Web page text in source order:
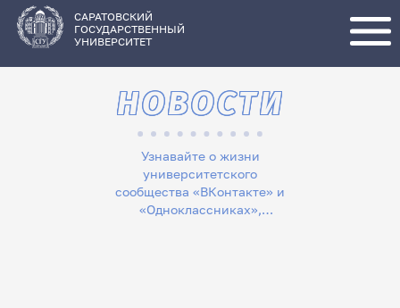
основному
содержанию
САРАТОВСКИЙ
ГОСУДАРСТВЕННЫЙ
УНИВЕРСИТЕТ
Узнавайте о жизни
университетского
сообщества «ВКонтакте» и
«Одноклассниках»,
НОВОСТИ